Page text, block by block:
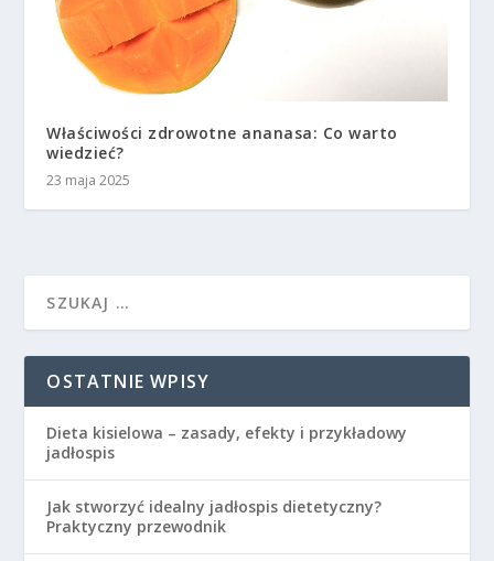
Właściwości zdrowotne ananasa: Co warto
wiedzieć?
23 maja 2025
OSTATNIE WPISY
Dieta kisielowa – zasady, efekty i przykładowy
jadłospis
Jak stworzyć idealny jadłospis dietetyczny?
Praktyczny przewodnik